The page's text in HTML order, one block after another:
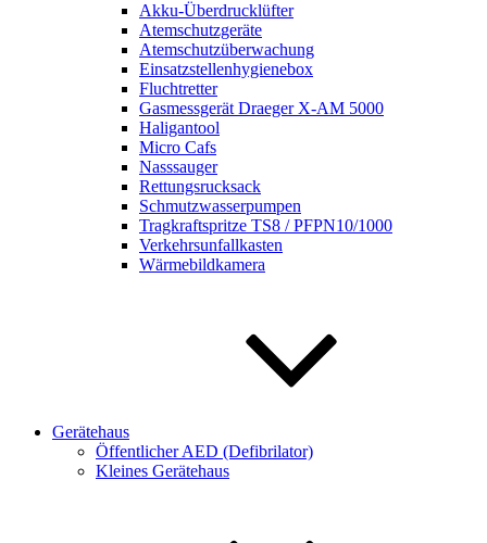
Akku-Überdrucklüfter
Atemschutzgeräte
Atemschutzüberwachung
Einsatzstellenhygienebox
Fluchtretter
Gasmessgerät Draeger X-AM 5000
Haligantool
Micro Cafs
Nasssauger
Rettungsrucksack
Schmutzwasserpumpen
Tragkraftspritze TS8 / PFPN10/1000
Verkehrsunfallkasten
Wärmebildkamera
Gerätehaus
Öffentlicher AED (Defibrilator)
Kleines Gerätehaus